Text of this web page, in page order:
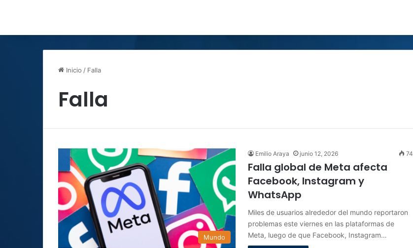
Inicio / Falla
Falla
Mundo
Emilio Araya junio 12, 2026 74
Falla global de Meta afecta
Facebook, Instagram y
WhatsApp
Miles de usuarios alrededor del mundo reportaron
problemas este viernes en las plataformas de
Meta, luego de que Facebook, Instagram…